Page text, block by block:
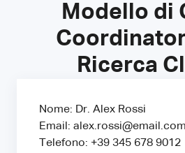
Modello di
Ricerca
Nome: Dr. Alex Rossi
Email: alex.rossi@email.com
Telefono: +39 345 678 9012